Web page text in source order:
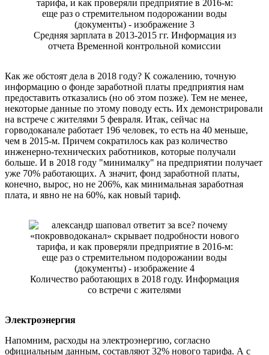
Средняя зарплата в 2013-2015 гг. Информация из
отчета Временной контрольной комиссии
Как же обстоят дела в 2018 году? К сожалению, точную
информацию о фонде заработной платы предприятия нам
предоставить отказались (но об этом позже). Тем не менее,
некоторые данные по этому поводу есть. Их демонстрировали
на встрече с жителями 5 февраля. Итак, сейчас на
горводоканале работает 196 человек, то есть на 40 меньше,
чем в 2015-м. Причем сократилось как раз количество
инженерно-технических работников, которые получали
больше. И в 2018 году "минималку" на предприятии получает
уже 70% работающих. А значит, фонд заработной платы,
конечно, вырос, но не 206%, как минимальная заработная
плата, и явно не на 60%, как новый тариф.
Количество работающих в 2018 году. Информация
со встречи с жителями
Электроэнергия
Напомним, расходы на электроэнергию, согласно
официальным данным, составляют 32% нового тарифа. А с